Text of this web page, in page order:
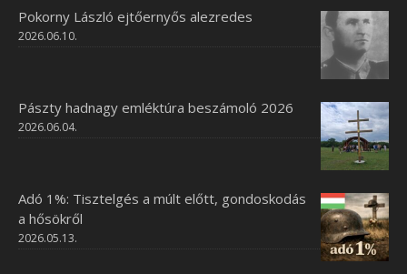
Pokorny László ejtőernyős alezredes
2026.06.10.
Pászty hadnagy emléktúra beszámoló 2026
2026.06.04.
Adó 1%: Tisztelgés a múlt előtt, gondoskodás
a hősökről
2026.05.13.